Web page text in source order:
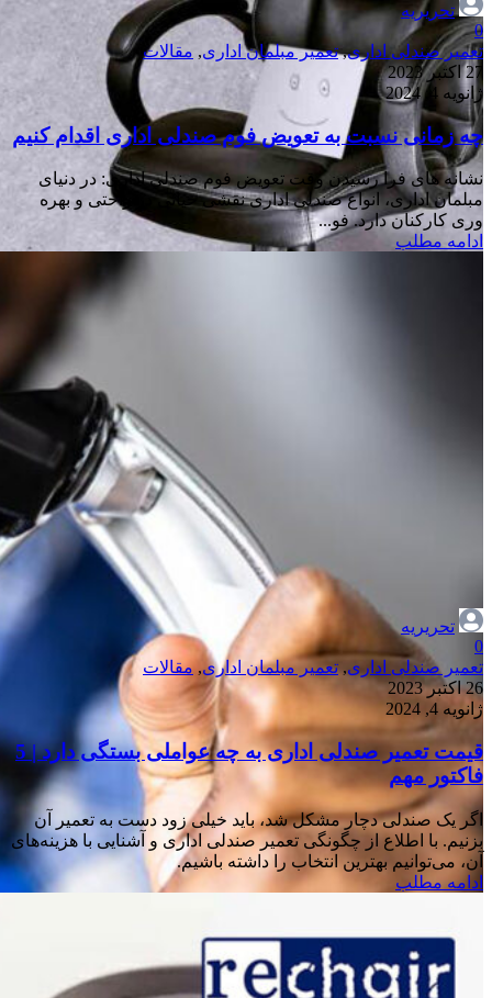
تحریریه
0
تعمیر صندلی اداری,تعمیر مبلمان اداری, مقالات
27 اکتبر 2023
ژانویه 4, 2024
چه زمانی نسبت به تعویض فوم صندلی اداری اقدام کنیم
نشانه های فرا رسیدن وقت تعویض فوم صندلی اداری: در دنیای
مبلمان اداری، انواع صندلی اداری نقشی حیاتی در راحتی و بهره
وری کارکنان دارد. فو...
ادامه مطلب
تحریریه
0
تعمیر صندلی اداری,تعمیر مبلمان اداری,مقالات
26 اکتبر 2023
ژانویه 4, 2024
قیمت تعمیر صندلی اداری به چه عواملی بستگی دارد | 5
فاکتور مهم
اگر یک صندلی دچار مشکل شد، باید خیلی زود دست به تعمیر آن
بزنیم. با اطلاع از چگونگی تعمیر صندلی اداری و آشنایی با هزینه‌های
آن، می‌توانیم بهترین انتخاب را داشته باشیم.
ادامه مطلب